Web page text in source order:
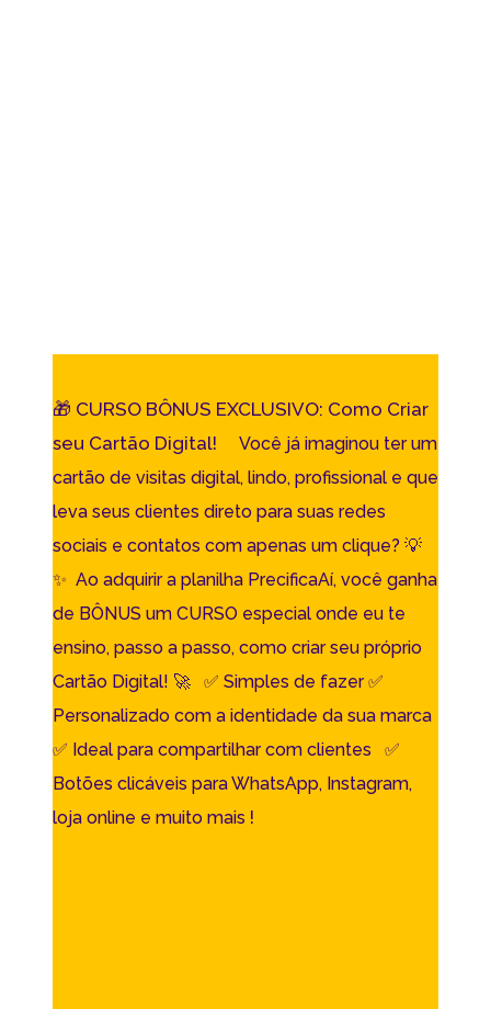
🎁 CURSO BÔNUS EXCLUSIVO: Como Criar
seu Cartão Digital! Você já imaginou ter um
cartão de visitas digital, lindo, profissional e que
leva seus clientes direto para suas redes
sociais e contatos com apenas um clique? 💡
✨ Ao adquirir a planilha PrecificaAí, você ganha
de BÔNUS um CURSO especial onde eu te
ensino, passo a passo, como criar seu próprio
Cartão Digital! 🚀 ✅ Simples de fazer✅
Personalizado com a identidade da sua marca
✅ Ideal para compartilhar com clientes ✅
Botões clicáveis para WhatsApp, Instagram,
loja online e muito mais !